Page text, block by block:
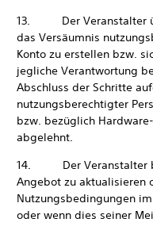
13. Der Veranstalter
das Versäumnis
Konto zu erstellen bzw.
jegliche Verantwortung
Abschluss der Schritte
nutzungsberechtigter
bzw. bezüglich
abgelehnt.
14. Der Veranstalter
Angebot zu aktualisieren
Nutzungsbedingungen
oder wenn dies seiner